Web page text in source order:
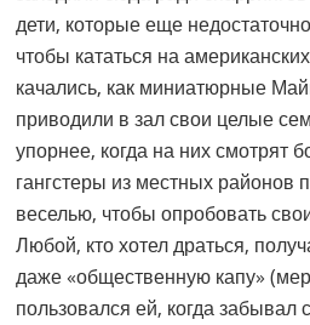
дети, которые еще
чтобы кататься на
качались, как миниатюрные
приводили в зал свои целые
упорнее, когда на них смотрят
гангстеры из местных районов
веселью, чтобы опробовать
Любой, кто хотел драться,
даже «общественную капу»
пользовался ей, когда